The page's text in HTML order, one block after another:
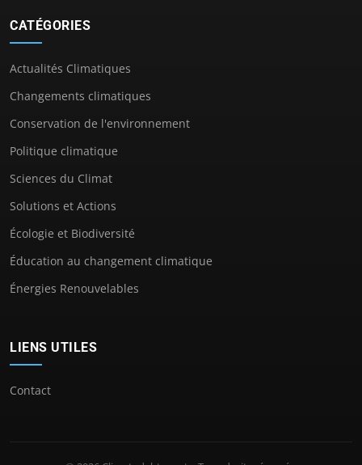
CATÉGORIES
Actualités Climatiques
Changements climatiques
Conservation de l'environnement
Politique climatique
Sciences du Climat
Solutions et Actions
Écologie et Biodiversité
Éducation au changement climatique
Énergies Renouvelables
LIENS UTILES
Contact